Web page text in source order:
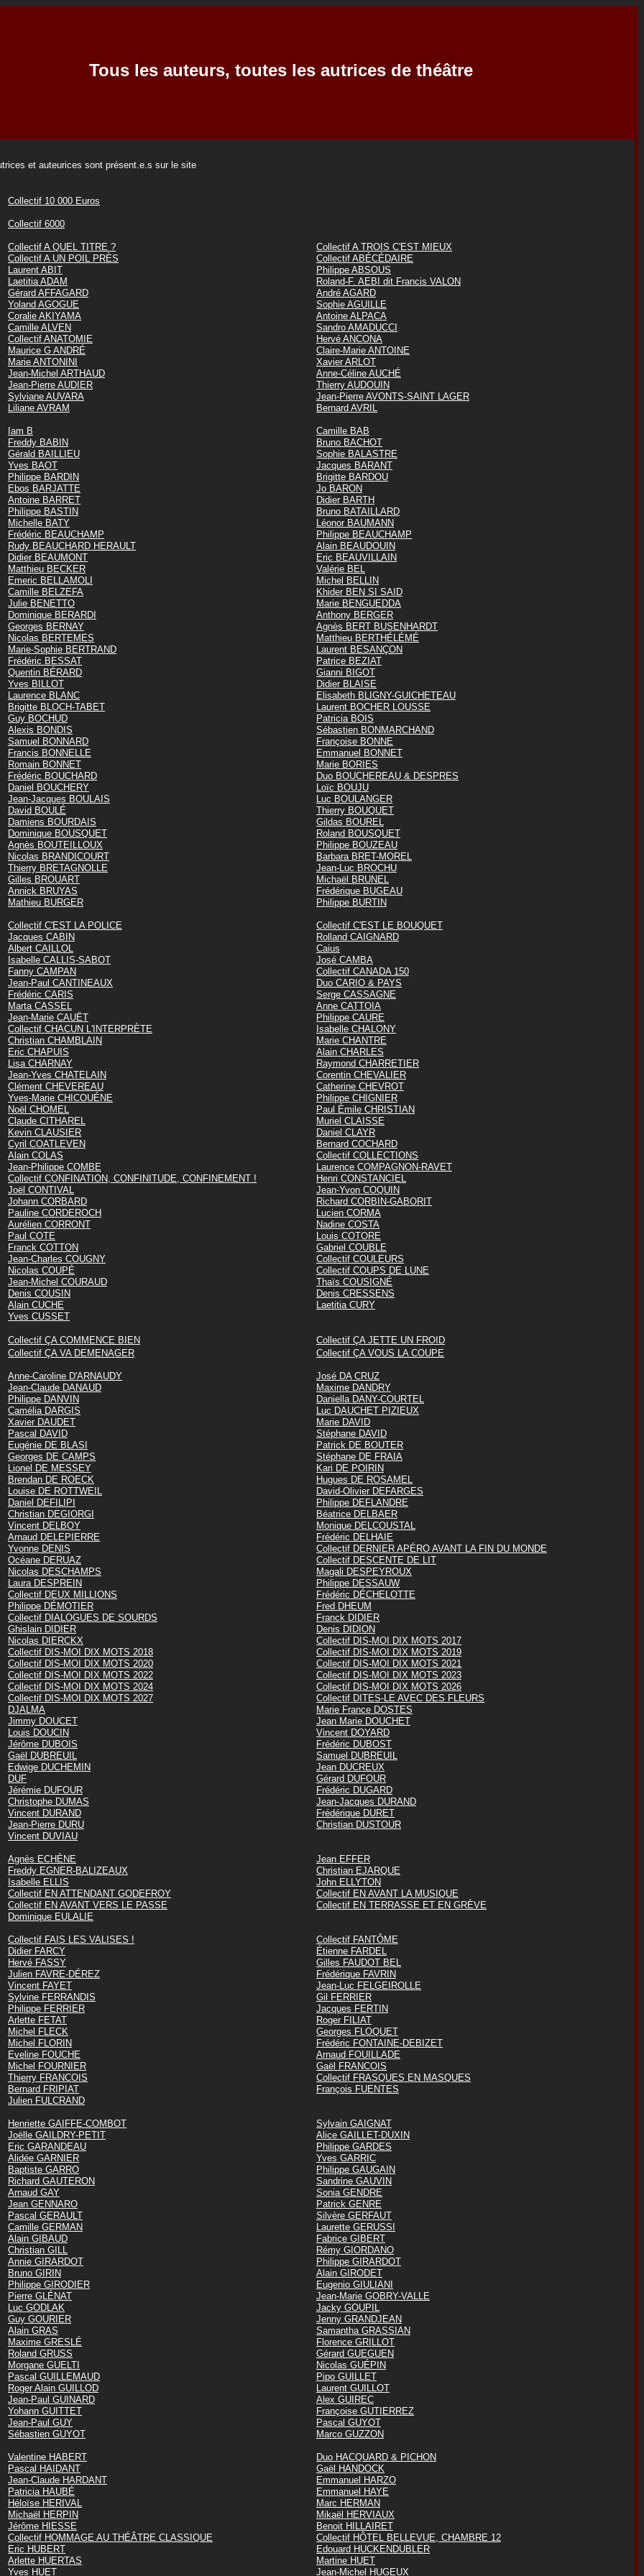
Tous les auteurs, toutes les autrices de théâtre
et auteurices sont présent.e.s sur le site
Collectif 10 000 Euros
Collectif 6000
Collectif A QUEL TITRE ?
Collectif A TROIS C'EST MIEUX
Collectif A UN POIL PRÈS
Collectif ABÉCÉDAIRE
Laurent ABIT
Philippe ABSOUS
Laetitia ADAM
Roland-F. AEBI dit Francis VALON
Gérard AFFAGARD
André AGARD
Yoland AGOGUE
Sophie AGUILLE
Coralie AKIYAMA
Antoine ALPACA
Camille ALVEN
Sandro AMADUCCI
Collectif ANATOMIE
Hervé ANCONA
Maurice G ANDRÉ
Claire-Marie ANTOINE
Marie ANTONINI
Xavier ARLOT
Jean-Michel ARTHAUD
Anne-Céline AUCHÉ
Jean-Pierre AUDIER
Thierry AUDOUIN
Sylviane AUVARA
Jean-Pierre AVONTS-SAINT LAGER
Liliane AVRAM
Bernard AVRIL
Iam B
Camille BAB
Freddy BABIN
Bruno BACHOT
Gérald BAILLIEU
Sophie BALASTRE
Yves BAOT
Jacques BARANT
Philippe BARDIN
Brigitte BARDOU
Ebos BARJATTE
Jo BARON
Antoine BARRET
Didier BARTH
Philippe BASTIN
Bruno BATAILLARD
Michelle BATY
Léonor BAUMANN
Frédéric BEAUCHAMP
Philippe BEAUCHAMP
Rudy BEAUCHARD HERAULT
Alain BEAUDOUIN
Didier BEAUMONT
Eric BEAUVILLAIN
Matthieu BECKER
Valérie BEL
Emeric BELLAMOLI
Michel BELLIN
Camille BELZEFA
Khider BEN SI SAID
Julie BENETTO
Marie BENGUEDDA
Dominique BERARDI
Anthony BERGER
Georges BERNAY
Agnès BERT BUSENHARDT
Nicolas BERTEMES
Matthieu BERTHÉLÉMÉ
Marie-Sophie BERTRAND
Laurent BESANÇON
Frédéric BESSAT
Patrice BEZIAT
Quentin BÉRARD
Gianni BIGOT
Yves BILLOT
Didier BLAISE
Laurence BLANC
Elisabeth BLIGNY-GUICHETEAU
Brigitte BLOCH-TABET
Laurent BOCHER LOUSSE
Guy BOCHUD
Patricia BOIS
Alexis BONDIS
Sébastien BONMARCHAND
Samuel BONNARD
Françoise BONNE
Francis BONNELLE
Emmanuel BONNET
Romain BONNET
Marie BORIES
Frédéric BOUCHARD
Duo BOUCHEREAU & DESPRES
Daniel BOUCHERY
Loïc BOUJU
Jean-Jacques BOULAIS
Luc BOULANGER
David BOULÉ
Thierry BOUQUET
Damiens BOURDAIS
Gildas BOUREL
Dominique BOUSQUET
Roland BOUSQUET
Agnès BOUTEILLOUX
Philippe BOUZEAU
Nicolas BRANDICOURT
Barbara BRET-MOREL
Thierry BRETAGNOLLE
Jean-Luc BROCHU
Gilles BROUART
Michaël BRUNEL
Annick BRUYAS
Frédérique BUGEAU
Mathieu BURGER
Philippe BURTIN
Collectif C'EST LA POLICE
Collectif C'EST LE BOUQUET
Jacques CABIN
Rolland CAIGNARD
Albert CAILLOL
Caius
Isabelle CALLIS-SABOT
José CAMBA
Fanny CAMPAN
Collectif CANADA 150
Jean-Paul CANTINEAUX
Duo CARIO & PAYS
Frédéric CARIS
Serge CASSAGNE
Marta CASSEL
Anne CATTOIA
Jean-Marie CAUËT
Philippe CAURE
Collectif CHACUN L'INTERPRÈTE
Isabelle CHALONY
Christian CHAMBLAIN
Marie CHANTRE
Eric CHAPUIS
Alain CHARLES
Lisa CHARNAY
Raymond CHARRETIER
Jean-Yves CHATELAIN
Corentin CHEVALIER
Clément CHEVEREAU
Catherine CHEVROT
Yves-Marie CHICOUÉNE
Philippe CHIGNIER
Noël CHOMEL
Paul Émile CHRISTIAN
Claude CITHAREL
Muriel CLAISSE
Kevin CLAUSIER
Daniel CLAYR
Cyril COATLEVEN
Bernard COCHARD
Alain COLAS
Collectif COLLECTIONS
Jean-Philippe COMBE
Laurence COMPAGNON-RAVET
Collectif CONFINATION, CONFINITUDE, CONFINEMENT !
Henri CONSTANCIEL
Joël CONTIVAL
Jean-Yvon COQUIN
Johann CORBARD
Richard CORBIN-GABORIT
Pauline CORDEROCH
Lucien CORMA
Aurélien CORRONT
Nadine COSTA
Paul COTE
Louis COTORE
Franck COTTON
Gabriel COUBLE
Jean-Charles COUGNY
Collectif COULEURS
Nicolas COUPÉ
Collectif COUPS DE LUNE
Jean-Michel COURAUD
Thaïs COUSIGNÉ
Denis COUSIN
Denis CRESSENS
Alain CUCHE
Laetitia CURY
Yves CUSSET
Collectif ÇA COMMENCE BIEN
Collectif ÇA JETTE UN FROID
Collectif ÇA VA DEMENAGER
Collectif ÇA VOUS LA COUPE
Anne-Caroline D'ARNAUDY
José DA CRUZ
Jean-Claude DANAUD
Maxime DANDRY
Philippe DANVIN
Daniella DANY-COURTEL
Camélia DARGIS
Luc DAUCHET PIZIEUX
Xavier DAUDET
Marie DAVID
Pascal DAVID
Stéphane DAVID
Eugénie DE BLASI
Patrick DE BOUTER
Georges DE CAMPS
Stéphane DE FRAIA
Lionel DE MESSEY
Kari DE POIRIN
Brendan DE ROECK
Hugues DE ROSAMEL
Louise DE ROTTWEIL
David-Olivier DEFARGES
Daniel DEFILIPI
Philippe DEFLANDRE
Christian DEGIORGI
Béatrice DELBAER
Vincent DELBOY
Monique DELCOUSTAL
Arnaud DELEPIERRE
Frédéric DELHAIE
Yvonne DENIS
Collectif DERNIER APÉRO AVANT LA FIN DU MONDE
Océane DERUAZ
Collectif DESCENTE DE LIT
Nicolas DESCHAMPS
Magali DESPEYROUX
Laura DESPREIN
Philippe DESSAUW
Collectif DEUX MILLIONS
Frédéric DÉCHELOTTE
Philippe DÉMOTIER
Fred DHEUM
Collectif DIALOGUES DE SOURDS
Franck DIDIER
Ghislain DIDIER
Denis DIDION
Nicolas DIERCKX
Collectif DIS-MOI DIX MOTS 2017
Collectif DIS-MOI DIX MOTS 2018
Collectif DIS-MOI DIX MOTS 2019
Collectif DIS-MOI DIX MOTS 2020
Collectif DIS-MOI DIX MOTS 2021
Collectif DIS-MOI DIX MOTS 2022
Collectif DIS-MOI DIX MOTS 2023
Collectif DIS-MOI DIX MOTS 2024
Collectif DIS-MOI DIX MOTS 2026
Collectif DIS-MOI DIX MOTS 2027
Collectif DITES-LE AVEC DES FLEURS
DJALMA
Marie France DOSTES
Jimmy DOUCET
Jean Marie DOUCHET
Louis DOUCIN
Vincent DOYARD
Jérôme DUBOIS
Frédéric DUBOST
Gaël DUBREUIL
Samuel DUBREUIL
Edwige DUCHEMIN
Jean DUCREUX
DUF
Gérard DUFOUR
Jérémie DUFOUR
Frédéric DUGARD
Christophe DUMAS
Jean-Jacques DURAND
Vincent DURAND
Frédérique DURET
Jean-Pierre DURU
Christian DUSTOUR
Vincent DUVIAU
Agnès ECHÈNE
Jean EFFER
Freddy EGNER-BALIZEAUX
Christian EJARQUE
Isabelle ELLIS
John ELLYTON
Collectif EN ATTENDANT GODEFROY
Collectif EN AVANT LA MUSIQUE
Collectif EN AVANT VERS LE PASSE
Collectif EN TERRASSE ET EN GRÈVE
Dominique EULALIE
Collectif FAIS LES VALISES !
Collectif FANTÔME
Didier FARCY
Étienne FARDEL
Hervé FASSY
Gilles FAUDOT BEL
Julien FAVRE-DÉREZ
Frédérique FAVRIN
Vincent FAYET
Jean-Luc FELGEIROLLE
Sylvine FERRANDIS
Gil FERRIER
Philippe FERRIER
Jacques FERTIN
Arlette FETAT
Roger FILIAT
Michel FLECK
Georges FLOQUET
Michel FLORIN
Frédéric FONTAINE-DEBIZET
Eveline FOUCHE
Arnaud FOUILLADE
Michel FOURNIER
Gaël FRANCOIS
Thierry FRANCOIS
Collectif FRASQUES EN MASQUES
Bernard FRIPIAT
François FUENTES
Julien FULCRAND
Henriette GAIFFE-COMBOT
Sylvain GAIGNAT
Joëlle GAILDRY-PETIT
Alice GAILLET-DUXIN
Eric GARANDEAU
Philippe GARDES
Alidée GARNIER
Yves GARRIC
Baptiste GARRO
Philippe GAUGAIN
Richard GAUTERON
Sandrine GAUVIN
Arnaud GAY
Sonia GENDRE
Jean GENNARO
Patrick GENRE
Pascal GERAULT
Silvère GERFAUT
Camille GERMAN
Laurette GERUSSI
Alain GIBAUD
Fabrice GIBERT
Christian GILL
Rémy GIORDANO
Annie GIRARDOT
Philippe GIRARDOT
Bruno GIRIN
Alain GIRODET
Philippe GIRODIER
Eugenio GIULIANI
Pierre GLÉNAT
Jean-Marie GOBRY-VALLE
Luc GODLAK
Jacky GOUPIL
Guy GOURIER
Jenny GRANDJEAN
Alain GRAS
Samantha GRASSIAN
Maxime GRESLÉ
Florence GRILLOT
Roland GRUSS
Gérard GUEGUEN
Morgane GUELTI
Nicolas GUÉPIN
Pascal GUILLEMAUD
Pipo GUILLET
Roger Alain GUILLOD
Laurent GUILLOT
Jean-Paul GUINARD
Alex GUIREC
Yohann GUITTET
Françoise GUTIERREZ
Jean-Paul GUY
Pascal GUYOT
Sébastien GUYOT
Marco GUZZON
Valentine HABERT
Duo HACQUARD & PICHON
Pascal HAIDANT
Gaël HANDOCK
Jean-Claude HARDANT
Emmanuel HARZO
Patricia HAUBÉ
Emmanuel HAYE
Héloïse HERIVAL
Marc HERMAN
Michaël HERPIN
Mikaël HERVIAUX
Jérôme HIESSE
Benoit HILLAIRET
Collectif HOMMAGE AU THÉÂTRE CLASSIQUE
Collectif HÔTEL BELLEVUE, CHAMBRE 12
Eric HUBERT
Edouard HUCKENDUBLER
Arlette HUERTAS
Martine HUET
Yves HUET
Jean-Michel HUGEUX